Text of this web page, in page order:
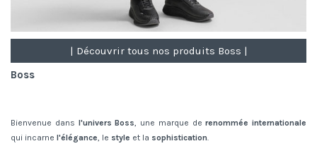
| Découvrir tous nos produits Boss |
Boss
Bienvenue dans l'univers Boss, une marque de renommée internationale
qui incarne l'élégance, le style et la sophistication.